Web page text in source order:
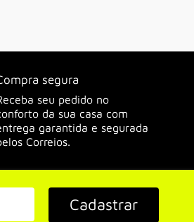
segura
seu pedido no
da sua casa com
garantida e segurada
Correios.
Cadastrar